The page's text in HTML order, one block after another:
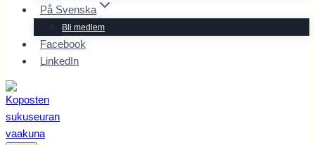
På Svenska
Bli medlem
Facebook
LinkedIn